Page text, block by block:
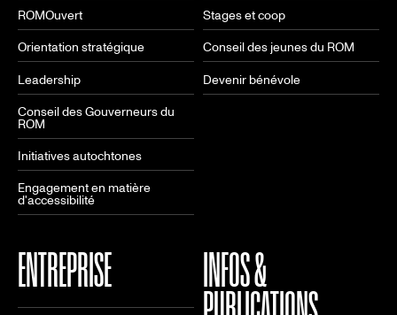
ROMOuvert
Orientation stratégique
Leadership
Conseil des Gouverneurs du
ROM
Initiatives autochtones
Engagement en matière
d'accessibilité
Stages et coop
Conseil des jeunes du ROM
Devenir bénévole
ENTREPRISE INFOS &